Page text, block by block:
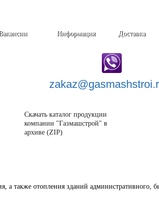
Доставка
Информация
zakaz@
Скачать каталог продукции
компании "Газмашстрой" в
архиве (ZIP)
также отопления зданий административного,